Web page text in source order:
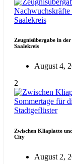
Saalekreis
Zeugnisübergabe in
Saalekreis
August 4,
2
Stadtgeflüster
Zwischen Kliaplatte
City
August 2,